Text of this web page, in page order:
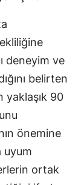
deneyim ve
belirten
yaklaşık 90
önemine
uyum
ortak